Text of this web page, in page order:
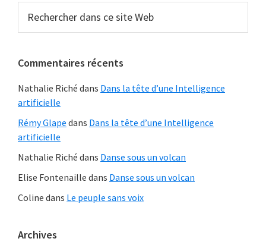
Barre
latérale
dans
Web
Commentaires récents
Nathalie Riché dans Dans la tête d’une Intelligence
artificielle
Rémy Glape dans Dans la tête d’une Intelligence
artificielle
Nathalie Riché dans Danse sous un volcan
Elise Fontenaille dans Danse sous un volcan
Coline dans Le peuple sans voix
Archives